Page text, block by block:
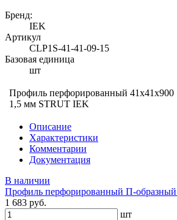
Бренд:
IEK
Артикул
CLP1S-41-41-09-15
Базовая единица
шт
Профиль перфорированный 41х41х900
1,5 мм STRUT IEK
Описание
Характеристики
Комментарии
Документация
В наличии
Профиль перфорированный П-
1 683 руб.
шт